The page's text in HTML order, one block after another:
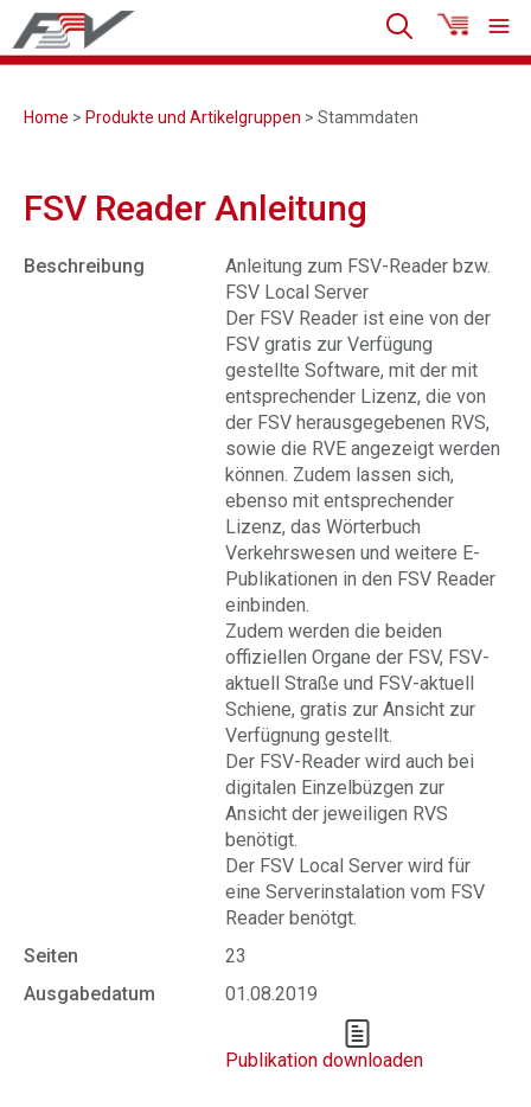
Home > Produkte und Artikelgruppen > Stammdaten
FSV Reader Anleitung
Beschreibung
Anleitung zum FSV-Reader bzw.
FSV Local Server
Der FSV Reader ist eine von der
FSV gratis zur Verfügung
gestellte Software, mit der mit
entsprechender Lizenz, die von
der FSV herausgegebenen RVS,
sowie die RVE angezeigt werden
können. Zudem lassen sich,
ebenso mit entsprechender
Lizenz, das Wörterbuch
Verkehrswesen und weitere E-
Publikationen in den FSV Reader
einbinden.
Zudem werden die beiden
offiziellen Organe der FSV, FSV-
aktuell Straße und FSV-aktuell
Schiene, gratis zur Ansicht zur
Verfügnung gestellt.
Der FSV-Reader wird auch bei
digitalen Einzelbüzgen zur
Ansicht der jeweiligen RVS
benötigt.
Der FSV Local Server wird für
eine Serverinstalation vom FSV
Reader benötgt.
Seiten
23
Ausgabedatum
01.08.2019
Publikation downloaden